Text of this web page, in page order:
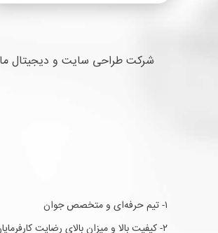
شما این امکان را می دهد که بتوانید با مشتریان
۱- تیم حرفه‌ای و متخصص جوان
۲- کیفیت بالا و میزان بالای رضایت کارفرمایان